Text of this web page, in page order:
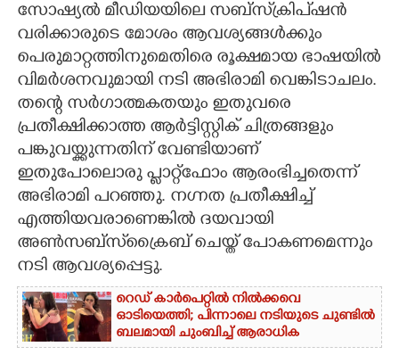
LITERATURE
ZOOM
സോഷ്യൽ മീഡിയയിലെ സബ്സ്‌ക്രിപ്ഷൻ
വരിക്കാരുടെ മോശം ആവശ്യങ്ങൾക്കും
പെരുമാറ്റത്തിനുമെതിരെ രൂക്ഷമായ ഭാഷയിൽ
വിമർശനവുമായി നടി അഭിരാമി വെങ്കിടാചലം.
തന്റെ സർഗാത്മകതയും ഇതുവരെ
പ്രതീക്ഷിക്കാത്ത ആർട്ടിസ്റ്റിക് ചിത്രങ്ങളും
പങ്കുവയ്ക്കുന്നതിന് വേണ്ടിയാണ്
ഇതുപോലൊരു പ്ലാറ്റ്‌ഫോം ആരംഭിച്ചതെന്ന്
അഭിരാമി പറഞ്ഞു. നഗ്നത പ്രതീക്ഷിച്ച്
എത്തിയവരാണെങ്കിൽ ദയവായി
അൺസബ്സ്‌ക്രൈബ് ചെയ്ത് പോകണമെന്നും
നടി ആവശ്യപ്പെട്ടു.
റെഡ് കാർപെറ്റിൽ നിൽക്കവെ
ഓടിയെത്തി; പിന്നാലെ നടിയുടെ ചുണ്ടിൽ
ബലമായി ചുംബിച്ച് ആരാധിക